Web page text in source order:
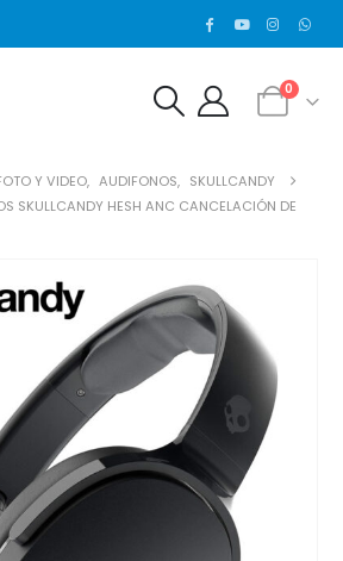
0
Y VIDEO, AUDIFONOS, SKULLCANDY
SKULLCANDY HESH ANC CANCELACIÓN DE